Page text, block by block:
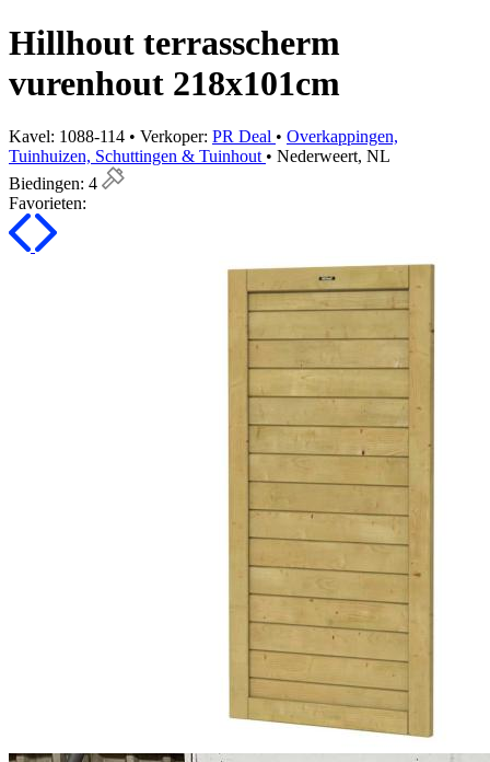
Hillhout terrasscherm
vurenhout 218x101cm
Kavel: 1088-114 • Verkoper: PR Deal • Overkappingen,
Tuinhuizen, Schuttingen & Tuinhout • Nederweert, NL
Biedingen: 4
Favorieten: